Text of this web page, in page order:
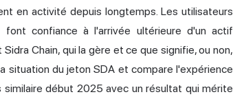
en activité depuis longtemps. Les utilisateurs
confiance à l'arrivée ultérieure d'un actif
Chain, qui la gère et ce que signifie, ou non,
situation du jeton SDA et compare l'expérience
début 2025 avec un résultat qui mérite